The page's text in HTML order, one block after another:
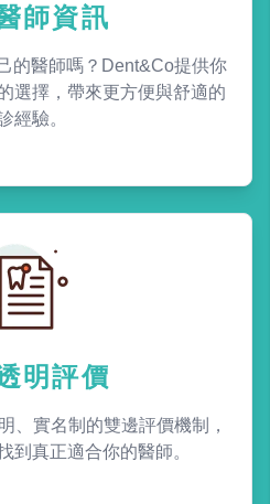
師資訊
的醫師嗎？Dent&Co提供你
選擇，帶來更方便與舒適的
經驗。
明評價
、實名制的雙邊評價機制，
到真正適合你的醫師。